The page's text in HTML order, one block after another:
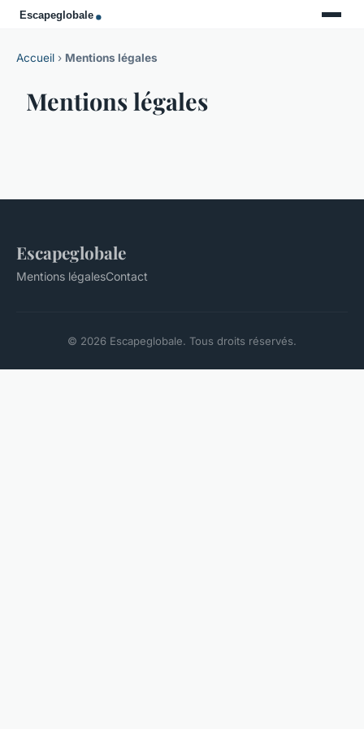
Accueil › Mentions légales
Mentions légales
Escapeglobale
Mentions légalesContact
© 2026 Escapeglobale. Tous droits réservés.